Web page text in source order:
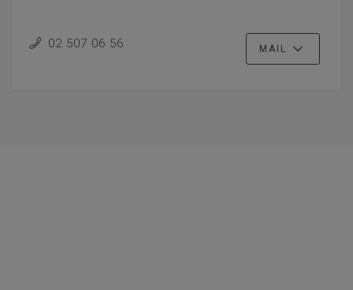
02 507 06 56 MAIL